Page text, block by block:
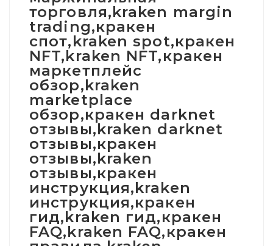
торговля,kraken margin
trading,кракен
спот,kraken spot,кракен
NFT,kraken NFT,кракен
маркетплейс
обзор,kraken
marketplace
обзор,кракен darknet
отзывы,kraken darknet
отзывы,кракен
отзывы,kraken
отзывы,кракен
инструкция,kraken
инструкция,кракен
гид,kraken гид,кракен
FAQ,kraken FAQ,кракен